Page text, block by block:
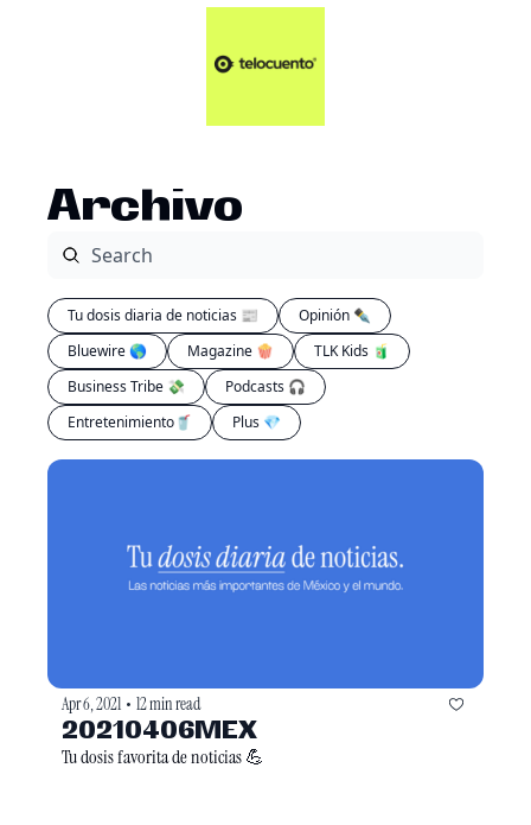
Artículos 📑
Plus 💎
Archivo
Tu dosis diaria de noticias 📰
Opinión ✒️
Bluewire 🌎
Magazine 🍿
TLK Kids 🧃
Business Tribe 💸
Podcasts 🎧
Entretenimiento🥤
Plus 💎
Apr 6, 2021 • 12 min read
20210406MEX
Tu dosis favorita de noticias 💪